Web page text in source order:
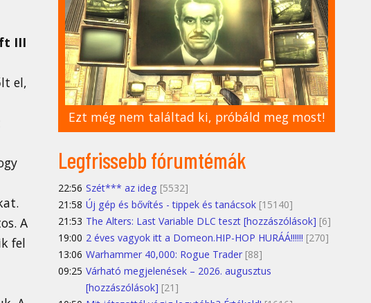
III
el,
A
fel
Ezt még nem találtad ki, próbáld meg most!
Legfrissebb fórumtémák
22:56 Szét*** az ideg [5532]
21:58 Új gép és bővítés - tippek és tanácsok [15140]
21:53 The Alters: Last Variable DLC teszt [hozzászólások] [6]
19:00 2 éves vagyok itt a Domeon.HIP-HOP HURÁÁ!!!!!! [270]
13:06 Warhammer 40,000: Rogue Trader [88]
09:25 Várható megjelenések – 2026. augusztus
[hozzászólások] [21]